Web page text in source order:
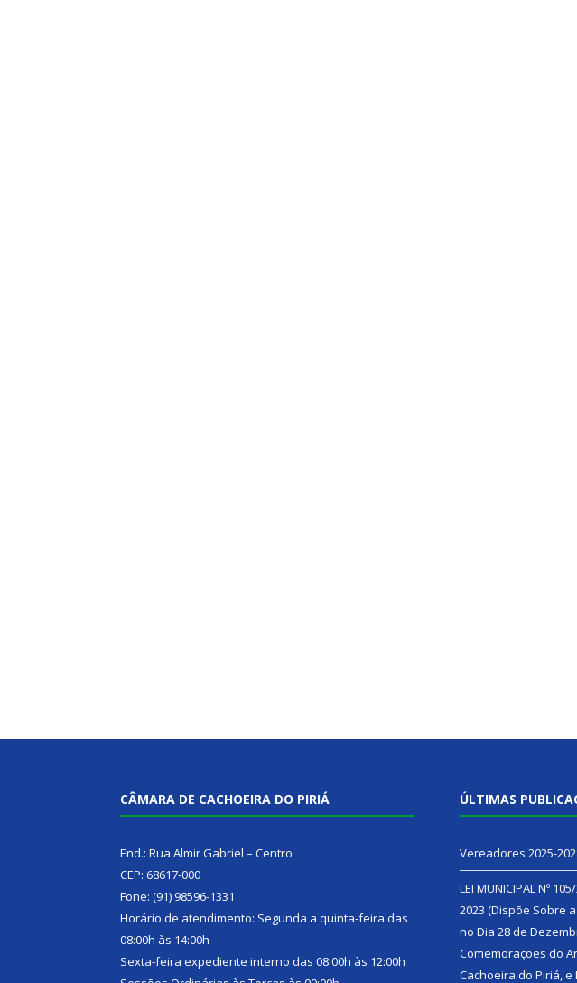
CÂMARA DE CACHOEIRA DO PIRIÁ
End.: Rua Almir Gabriel – Centro
CEP: 68617-000
Fone: (91) 98596-1331
Horário de atendimento: Segunda a quinta-feira das
08:00h às 14:00h
Sexta-feira expediente interno das 08:00h às 12:00h
ÚLTIMAS
Vereadores 2025-
LEI MUNICIPAL Nº
2023 (Dispõe Sobre
no Dia 28 de
Comemorações do
Cachoeira do Piriá,